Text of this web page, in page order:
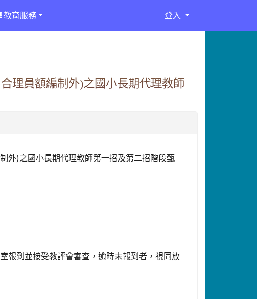
教育服務 登入
理員額編制外)之國小長期代理教師
外)之國小長期代理教師第一招及第二招階段甄
報到並接受教評會審查，逾時未報到者，視同放